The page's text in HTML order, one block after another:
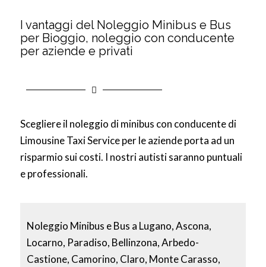
I vantaggi del Noleggio Minibus e Bus
per Bioggio, noleggio con conducente
per aziende e privati
Scegliere il noleggio di minibus con conducente di
Limousine Taxi Service per le aziende porta ad un
risparmio sui costi. I nostri autisti saranno puntuali
e professionali.
Noleggio Minibus e Bus a Lugano, Ascona,
Locarno, Paradiso, Bellinzona, Arbedo-
Castione, Camorino, Claro, Monte Carasso,